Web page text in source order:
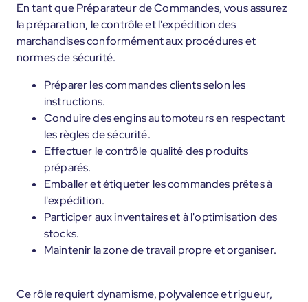
En tant que Préparateur de Commandes, vous assurez
la préparation, le contrôle et l'expédition des
marchandises conformément aux procédures et
normes de sécurité.
Préparer les commandes clients selon les
instructions.
Conduire des engins automoteurs en respectant
les règles de sécurité.
Effectuer le contrôle qualité des produits
préparés.
Emballer et étiqueter les commandes prêtes à
l'expédition.
Participer aux inventaires et à l'optimisation des
stocks.
Maintenir la zone de travail propre et organiser.
Ce rôle requiert dynamisme, polyvalence et rigueur,